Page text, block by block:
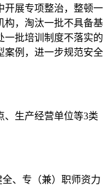
开展专项整治，整顿一
构，淘汰一批不具备基
一批培训制度不落实的
案例，进一步规范安全
、生产经营单位等3类
、专（兼）职师资力